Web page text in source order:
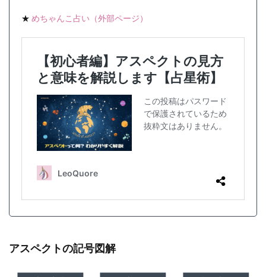
★ めちゃんこ占い（外部ページ）
アスペクトの記号図解